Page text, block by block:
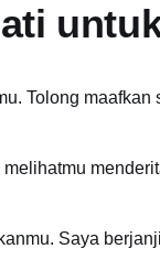
Tolong maafkan
Saya